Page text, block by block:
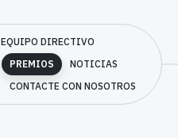
EQUIPO DIRECTIVO
PREMIOS
NOTICIAS
CONTACTE CON NOSOTROS